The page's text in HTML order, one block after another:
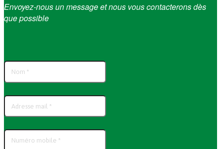
Envoyez-nous un message et nous vous contacterons dès
que possible